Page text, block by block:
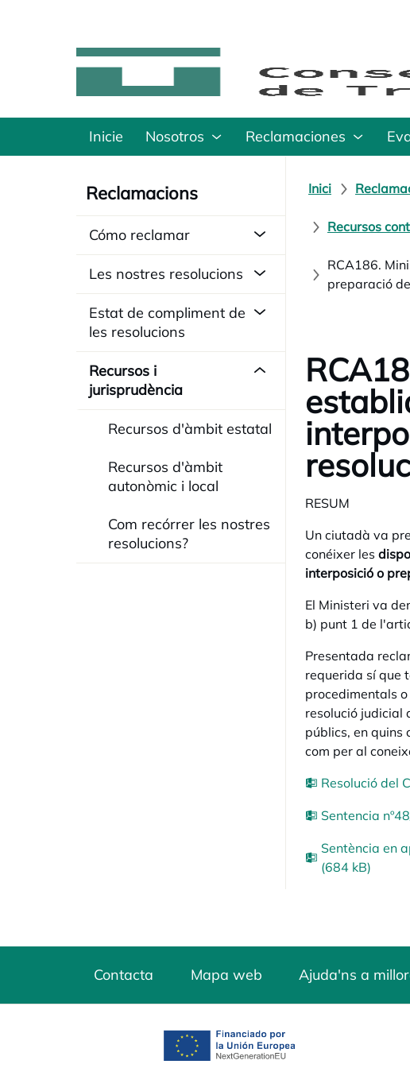
Inicie Nosotros Reclamaciones
Reclamacions
Cómo reclamar
Les nostres resolucions
Estat de compliment de
les resolucions
Recursos i
jurisprudència
Recursos d'àmbit estatal
Recursos d'àmbit
autonòmic i local
Com recórrer les nostres
resolucions?
Inici
Recursos
RCA186.
preparació
RESUM
Un ciutadà va
conéixer les
interposició o
El Ministeri va
b) punt 1 de
Presentada
requerida sí que
procedimentals
resolució judicial
públics, en quins
com per al
Resolució del
Sentencia
Sentència en
(684 kB)
Contacta Mapa web Ajuda'ns a
opens in a new tab